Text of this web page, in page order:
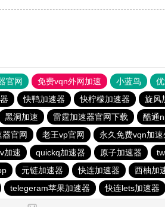
官网 免费vqn外网加速 小蓝鸟
快鸭加速器 快柠檬加速器 旋风
黑洞加速 雷霆加速器官网下载 酷通
器官网 老王vp官网 永久免费vqn加速
加速 quickq加速器 原子加速器
元链加速器 快连加速器 西柚加
telegeram苹果加速器 快连lets加速器